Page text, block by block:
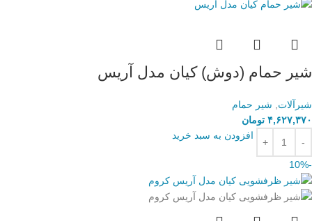
شیر حمام (دوش) کیان مدل آریس
شیرآلات
شیر حمام
۴,۶۲۷,۳۷۰ تومان
افزودن به سبد خرید
-10%